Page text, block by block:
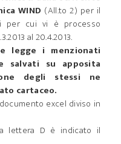
WIND (All.to 2) per il
per cui vi è processo
al 20.4.2013.
legge i menzionati
salvati su apposita
degli stessi ne
cartaceo.
excel diviso in
lettera D è indicato il